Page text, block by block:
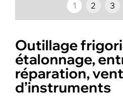
1 2 3
Outillage
étalonnage,
réparation,
d’instruments